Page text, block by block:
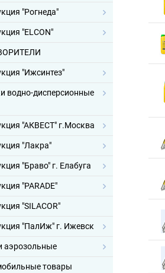
"Рогнеда"
"ELCON"
"Ижсинтез"
водно-дисперсионные
"АКВЕСТ" г.Москва
"Лакра"
"Браво" г. Елабуга
"PARADE"
"SILACOR"
"ПалИж" г. Ижевск
аэрозольные
товары